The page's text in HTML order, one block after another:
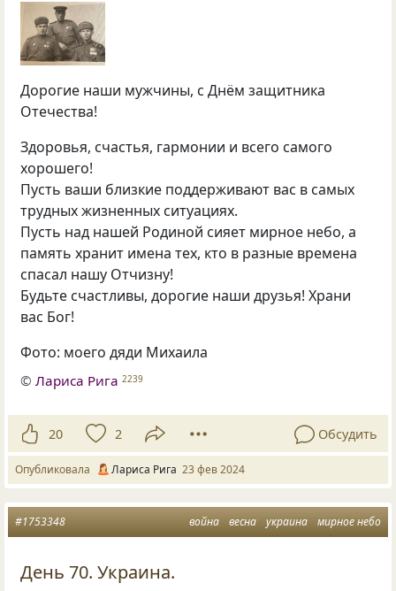
Дорогие наши мужчины, с Днём защитника
Отечества!
Здоровья, счастья, гармонии и всего самого
хорошего!
Пусть ваши близкие поддерживают вас в самых
трудных жизненных ситуациях.
Пусть над нашей Родиной сияет мирное небо, а
память хранит имена тех, кто в разные времена
спасал нашу Отчизну!
Будьте счастливы, дорогие наши друзья! Храни
вас Бог!
Фото: моего дяди Михаила
©Лариса Рига 2239
20 2 Обсудить
Опубликовала Лариса Рига 23 фев 2024
война весна украина мирное небо
#1753348
День 70. Украина.